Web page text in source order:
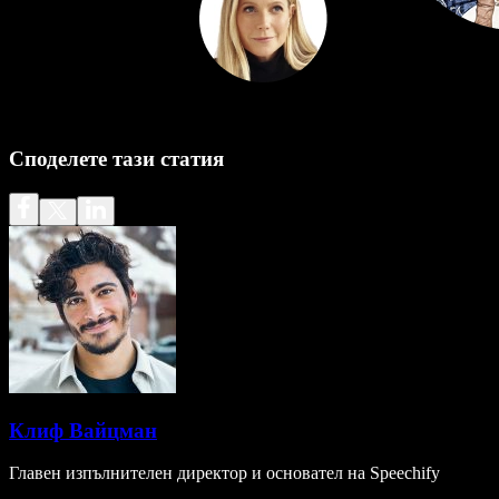
Споделете тази статия
Клиф Вайцман
Главен изпълнителен директор и основател на Speechify